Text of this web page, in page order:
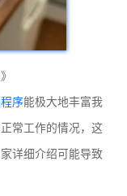
序能极大地丰富我
常工作的情况，这
详细介绍可能导致